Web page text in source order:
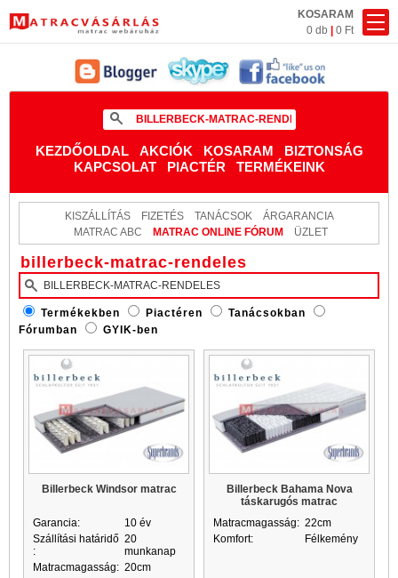
KOSARAM
0 db
0 Ft
KEZDŐOLDAL AKCIÓK KOSARAM
BIZTONSÁG
KAPCSOLAT
PIACTÉR TERMÉKEINK
KISZÁLLÍTÁS FIZETÉS TANÁCSOK
ÁRGARANCIA
MATRAC ABC
MATRAC ONLINE FÓRUM ÜZLET
billerbeck-matrac-rendeles
Termékekben Piactéren
Tanácsokban
Fórumban
GYIK-ben
Billerbeck Windsor matrac
Garancia:
10 év
Szállítási határidő
:
20
munkanap
Matracmagasság: 20cm
Billerbeck Bahama Nova
táskarugós matrac
Matracmagasság: 22cm
Komfort:
Félkemény